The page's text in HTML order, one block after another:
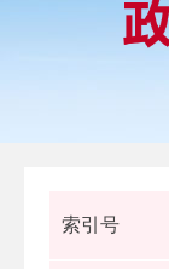
索引号